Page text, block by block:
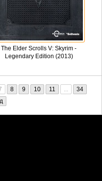
The Elder Scrolls V: Skyrim -
Legendary Edition (2013)
8 9 10 11 ...
34